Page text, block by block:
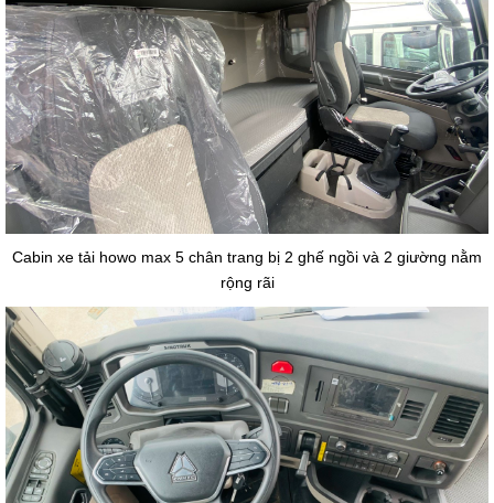
Cabin xe tải howo max 5 chân trang bị 2 ghế ngồi và 2 giường nằm
rộng rãi